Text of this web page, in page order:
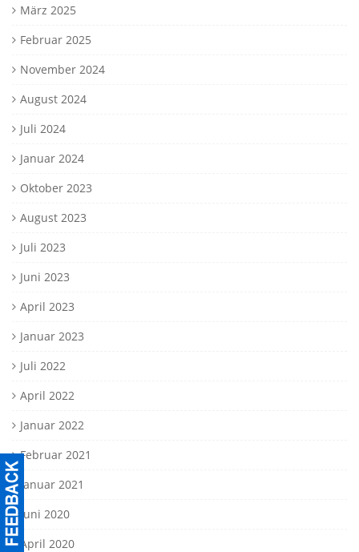
März 2025
Februar 2025
November 2024
August 2024
Juli 2024
Januar 2024
Oktober 2023
August 2023
Juli 2023
Juni 2023
April 2023
Januar 2023
Juli 2022
April 2022
Januar 2022
Februar 2021
Januar 2021
Juni 2020
April 2020